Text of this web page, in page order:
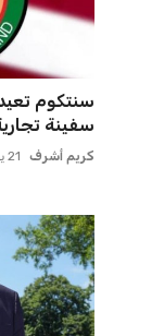
سفينة
كريم أشرف 21 يوليو 2026